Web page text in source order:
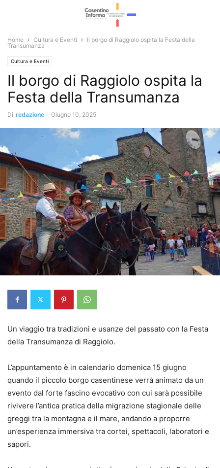
Home Cultura e Eventi
Il borgo di Raggiolo ospita la Festa della
Transumanza
Cultura e Eventi
Il borgo di Raggiolo ospita la
Festa della Transumanza
Di redazione - Giugno 10, 2025
Un viaggio tra tradizioni e usanze del passato con la Festa
della Transumanza di Raggiolo.
L’appuntamento è in calendario domenica 15 giugno
quando il piccolo borgo casentinese verrà animato da un
evento dal forte fascino evocativo con cui sarà possibile
rivivere l’antica pratica della migrazione stagionale delle
greggi tra la montagna e il mare, andando a proporre
un’esperienza immersiva tra cortei, spettacoli, laboratori e
sapori.